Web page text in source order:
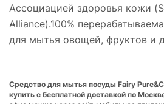
Ассоциацией здоровья кожи
Alliance).100%
для мытья овощей, фруктов и
Средство для мытья посуды Fairy
купить с бесплатной доставкой по